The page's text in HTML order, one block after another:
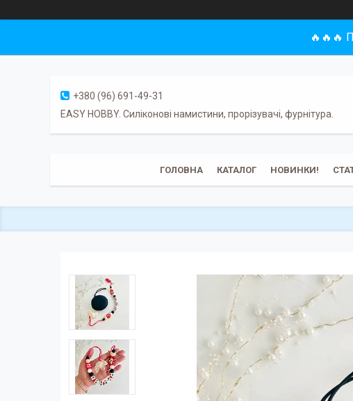
🔥🔥🔥
+380 (96) 691-49-31
EASY HOBBY. Силіконові намистини, прорізувачі, фурнітура.
ГОЛОВНА КАТАЛОГ НОВИНКИ!